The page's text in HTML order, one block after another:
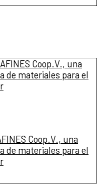
Coop.V., una
de materiales para el